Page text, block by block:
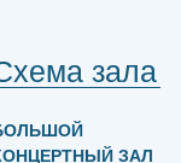
зала
ЗАЛ